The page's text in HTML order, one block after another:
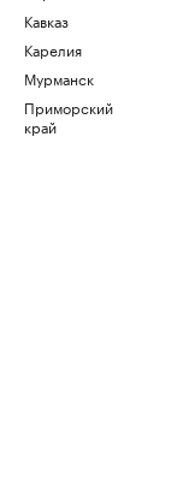
Кавказ
Карелия
Мурманск
Приморский
край